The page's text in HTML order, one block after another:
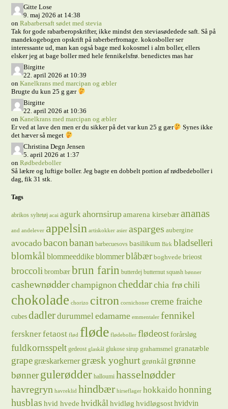
Gitte Lose
9. maj 2026 at 14:38
onRabarbersaft sødet med stevia
Tak for gode rabarberopskrifter, ikke mindst den steviasødedede saft. Så på
mandekogebogen opskrift på raberberfromage. kokosboller ser
interessante ud, man kan også bage med kokosmel i alm boller, ellers
elsker jeg at bage boller med hele fennikelsfrø. benedictes mas har
Birgitte
22. april 2026 at 10:39
onKanelkrans med marcipan og æbler
Brugte du kun 25 g gær
Birgitte
22. april 2026 at 10:36
onKanelkrans med marcipan og æbler
Er ved at lave den men er du sikker på det var kun 25 g gær
Synes ikke
det hæver så meget
Christina Degn Jensen
5. april 2026 at 1:37
onRødbedeboller
Så lækre og luftige boller. Jeg bagte en dobbelt portion af rødbedeboller i
dag, fik 31 stk.
Tags
abrikos syltetøj acai agurkahornsirupamarena kirsebærananas
and andelever appelsin artiskokker asier asparges aubergine
avocadobaconbanan barbecuesovs basilikum Birk bladselleri
blomkål blommeeddikeblommerblåbær boghvede brieost
broccoli brombær brun farin butterdej butternut squash bønner
cashewnødderchampignoncheddarchia frøchili
chokolade chorizo citron cornichoner creme fraiche
cubes dadlerdurummeledamame emmentaler fennikel
fersknerfetaost flød fløde flødeboller flødeost forårsløg
fuldkornsspelt gedeost glaskål glukose sirup grahamsmel granatæble
grape græskarkernergræsk yoghurt grønkål grønne
bønnergulerødder halloumi hasselnødder
havregryn havreklid hindbær hirseflager hokkaido honning
husblas hvid hvede hvidkålhvidløg hvidløgsost hvidvin